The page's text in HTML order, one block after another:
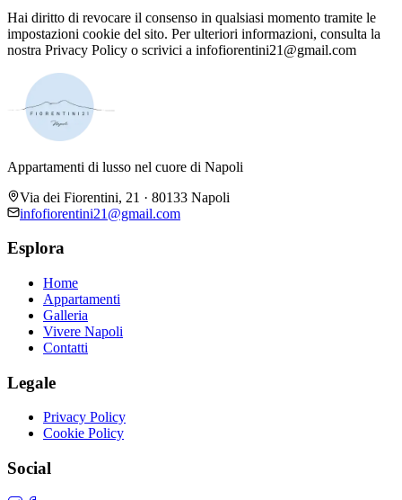
Hai diritto di revocare il consenso in qualsiasi momento tramite le
impostazioni cookie del sito. Per ulteriori informazioni, consulta la
nostra Privacy Policy o scrivici a infofiorentini21@gmail.com
Appartamenti di lusso nel cuore di Napoli
Via dei Fiorentini, 21 · 80133 Napoli
infofiorentini21@gmail.com
Esplora
Home
Appartamenti
Galleria
Vivere Napoli
Contatti
Legale
Privacy Policy
Cookie Policy
Social